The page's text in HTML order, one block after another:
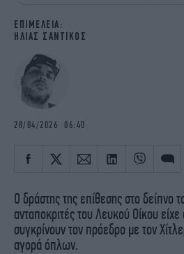
NEWSLETTER
EΠΙΜΕΛΕΙΑ:
ΗΛΙΑΣ ΣΑΝΤΙΚΟΣ
28/04/2026 06:40
Ο δράστης της επίθεσης στο δείπνο
ανταποκριτές του Λευκού Οίκου
συγκρίνουν τον πρόεδρο με τον
αγορά όπλων.